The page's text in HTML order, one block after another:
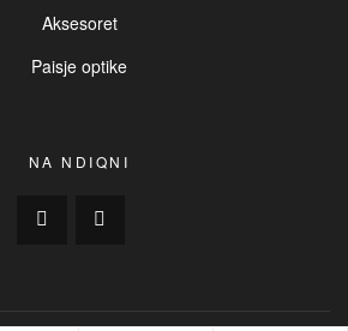
Aksesoret
Paisje optike
NA NDIQNI